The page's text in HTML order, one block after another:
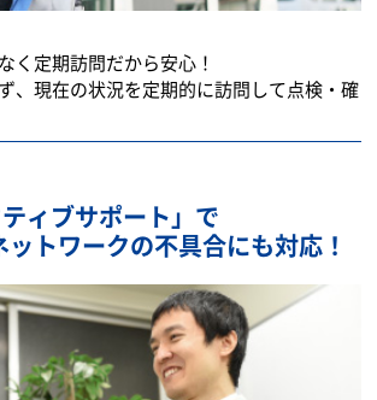
く定期訪問だから安心！
、現在の状況を定期的に訪問して点検・確
ティブサポート」で
ットワークの不具合にも対応！